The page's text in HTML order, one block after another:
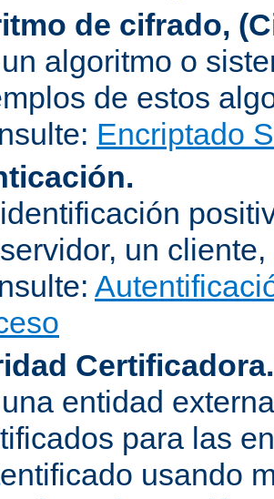
de cifrado,
algoritmo o
de estos
Encriptado
un
Certificadora.
entidad
para las
usando